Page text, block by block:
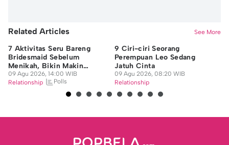
Related Articles See More
7 Aktivitas Seru Bareng
Bridesmaid Sebelum
Menikah, Bikin Makin
Kompak!
09 Agu 2026, 14:00 WIB
Relationship
Polls
9 Ciri-ciri Seorang
Perempuan Leo Sedang
Jatuh Cinta
09 Agu 2026, 08:20 WIB
Relationship